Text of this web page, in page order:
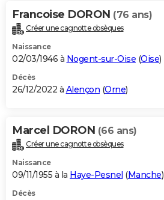
Francoise DORON (76 ans)
Créer une cagnotte obsèques
Naissance
02/03/1946 à Nogent-sur-Oise (Oise)
Décès
26/12/2022 à Alençon (Orne)
Marcel DORON (66 ans)
Créer une cagnotte obsèques
Naissance
09/11/1955 à la Haye-Pesnel (Manche)
Décès